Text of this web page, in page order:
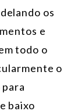
os
e
todo o
o
baixo